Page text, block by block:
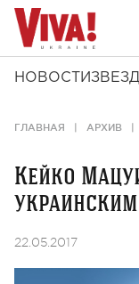
НОВОСТИ
ГЛАВНАЯ АРХИВ
Кейко
22.05.2017